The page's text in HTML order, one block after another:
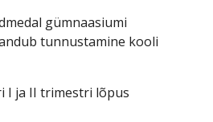
gümnaasiumi
tunnustamine kooli
I ja II trimestri lõpus